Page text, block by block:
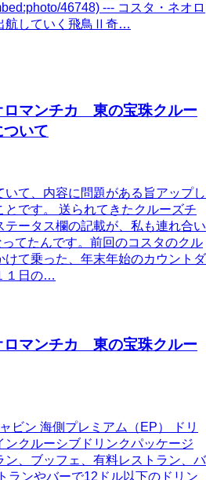
46748) --- コスタ・ネオロ
航していく飛鳥Ⅱ奇…
マンチカ 東の宝珠クルー
ついて
て、内容に問題がある旨アップし
とです。 送られてきたクルーズチ
ータス欄の記載が、私も連れ合い
てたんです。前回のコスタのクル
けて乗った、年末年始のカウントダ
１日の…
マンチカ 東の宝珠クルー
ビン 海側プレミアム（EP） ドリ
ンクルーシブドリンクパッケージ
、ブッフェ、有料レストラン、バ
ランやバーで12ドル以下のドリン